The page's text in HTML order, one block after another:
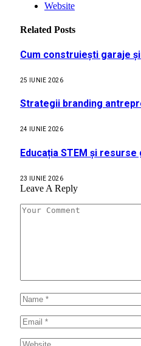
Website
Related Posts
Cum construiești garaje
25 IUNIE 2026
Strategii branding
24 IUNIE 2026
Educația STEM și
23 IUNIE 2026
Leave A Reply